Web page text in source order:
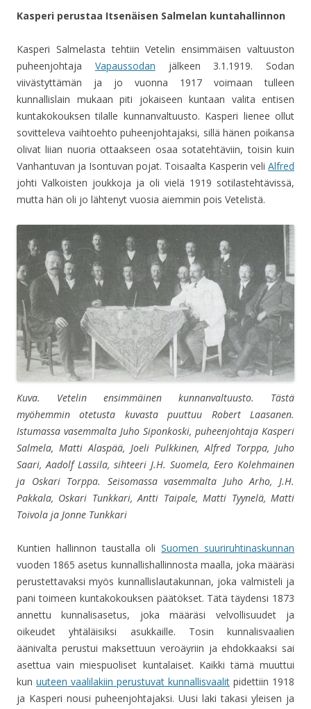
Kasperi perustaa Itsenäisen Salmelan kuntahallinnon
Kasperi Salmelasta tehtiin Vetelin ensimmäisen valtuuston
puheenjohtaja Vapaussodan jälkeen 3.1.1919. Sodan
viivästyttämän ja jo vuonna 1917 voimaan tulleen
kunnallislain mukaan piti jokaiseen kuntaan valita entisen
kuntakokouksen tilalle kunnanvaltuusto. Kasperi lienee ollut
sovitteleva vaihtoehto puheenjohtajaksi, sillä hänen poikansa
olivat liian nuoria ottaakseen osaa sotatehtäviin, toisin kuin
Vanhantuvan ja Isontuvan pojat. Toisaalta Kasperin veli Alfred
johti Valkoisten joukkoja ja oli vielä 1919 sotilastehtävissä,
mutta hän oli jo lähtenyt vuosia aiemmin pois Vetelistä.
Kuva. Vetelin ensimmäinen kunnanvaltuusto. Tästä
myöhemmin otetusta kuvasta puuttuu Robert Laasanen.
Istumassa vasemmalta Juho Siponkoski, puheenjohtaja Kasperi
Salmela, Matti Alaspää, Joeli Pulkkinen, Alfred Torppa, Juho
Saari, Aadolf Lassila, sihteeri J.H. Suomela, Eero Kolehmainen
ja Oskari Torppa. Seisomassa vasemmalta Juho Arho, J.H.
Pakkala, Oskari Tunkkari, Antti Taipale, Matti Tyynelä, Matti
Toivola ja Jonne Tunkkari
Kuntien hallinnon taustalla oliSuomen suuriruhtinaskunnan
vuoden 1865 asetus kunnallishallinnosta maalla, joka määräsi
perustettavaksi myös kunnallislautakunnan, joka valmisteli ja
pani toimeen kuntakokouksen päätökset. Tätä täydensi 1873
annettu kunnalisasetus, joka määräsi velvollisuudet ja
oikeudet yhtäläisiksi asukkaille. Tosin kunnalisvaalien
äänivalta perustui maksettuun veroäyriin ja ehdokkaaksi sai
asettua vain miespuoliset kuntalaiset. Kaikki tämä muuttui
kun uuteen vaalilakiin perustuvat kunnallisvaalit pidettiin 1918
ja Kasperi nousi puheenjohtajaksi. Uusi laki takasi yleisen ja